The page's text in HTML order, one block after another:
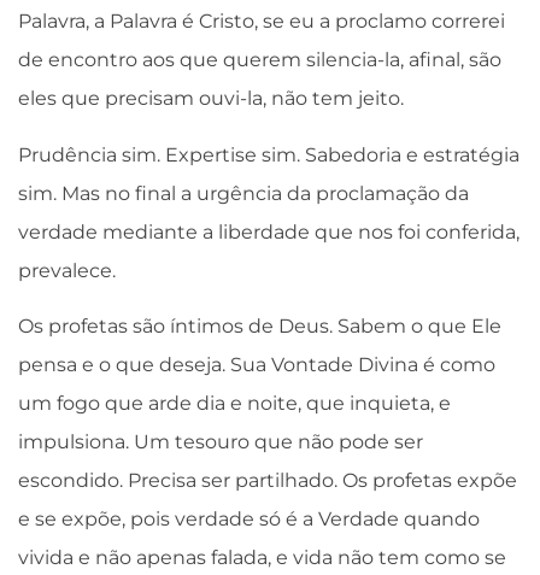
Palavra, a Palavra é Cristo, se eu a proclamo correrei
de encontro aos que querem silencia-la, afinal, são
eles que precisam ouvi-la, não tem jeito.
Prudência sim. Expertise sim. Sabedoria e estratégia
sim. Mas no final a urgência da proclamação da
verdade mediante a liberdade que nos foi conferida,
prevalece.
Os profetas são íntimos de Deus. Sabem o que Ele
pensa e o que deseja. Sua Vontade Divina é como
um fogo que arde dia e noite, que inquieta, e
impulsiona. Um tesouro que não pode ser
escondido. Precisa ser partilhado. Os profetas expõe
e se expõe, pois verdade só é a Verdade quando
vivida e não apenas falada, e vida não tem como se